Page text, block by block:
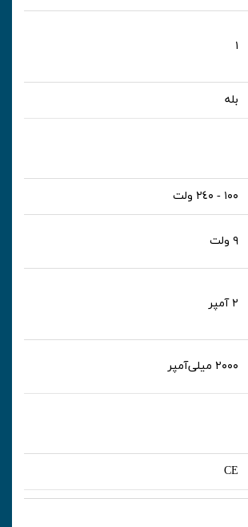
١
بله
١٠٠ - ٢٤٠ ولت
۹ ولت
٢ آمپر
٢٠٠٠ میلی‌آمپر
CE